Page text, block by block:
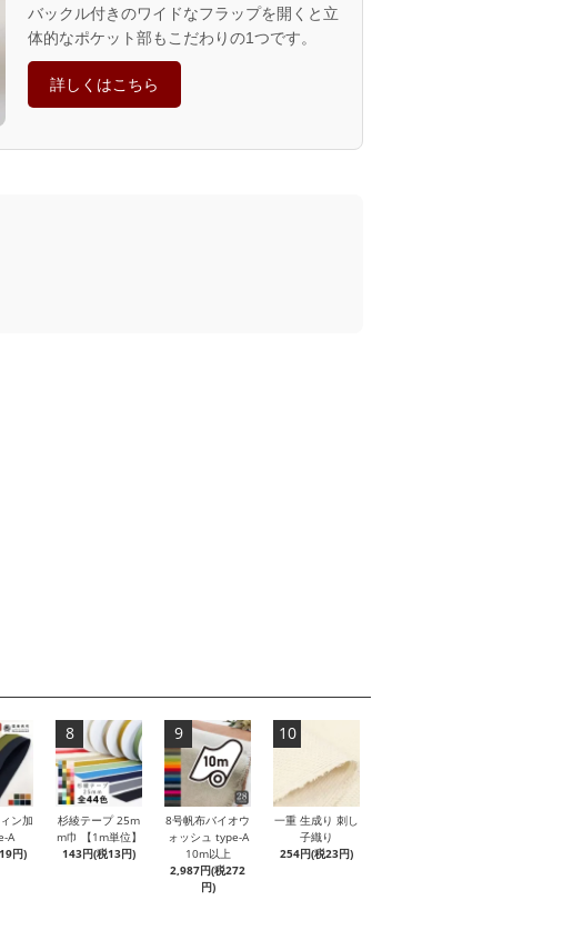
バックル付きのワイドなフラップを開くと立
体的なポケット部もこだわりの1つです。
詳しくはこちら
ン加
A
円)
8
杉綾テープ 25m
m巾 【1m単位】
143円(税13円)
9
8号帆布バイオウ
ォッシュ type-A
10m以上
2,987円(税272
円)
10
一重 生成り 刺し
子織り
254円(税23円)